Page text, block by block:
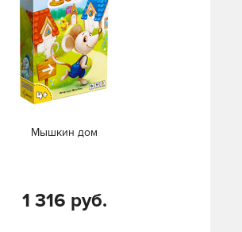
Мышкин дом
1 316 руб.